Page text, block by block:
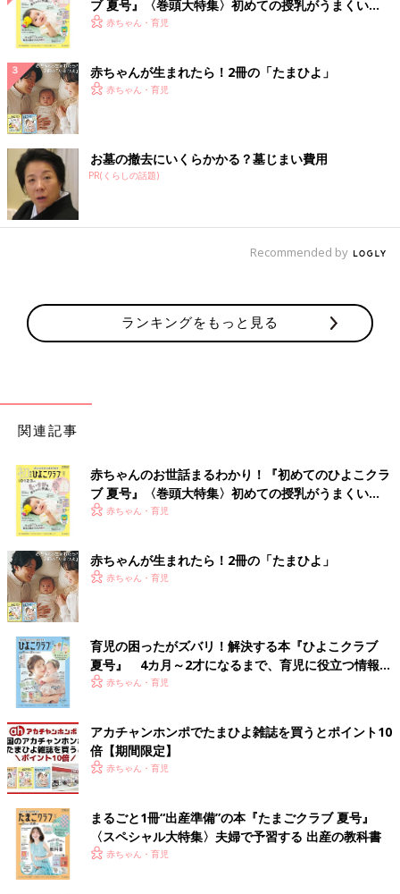
ブ 夏号』〈巻頭大特集〉初めての授乳がうまくい
く！ おっぱい・ミルクの基本と夏のトラブル 解決テ
赤ちゃん・育児
赤ちゃんが生まれたら！2冊の「たまひよ」
赤ちゃん・育児
お墓の撤去にいくらかかる？墓じまい費用
PR(くらしの話題)
Recommended by
ランキングをもっと見る
関連記事
赤ちゃんのお世話まるわかり！『初めてのひよこクラ
ブ 夏号』〈巻頭大特集〉初めての授乳がうまくい
く！ おっぱい・ミルクの基本と夏のトラブル 解決テ
赤ちゃん・育児
赤ちゃんが生まれたら！2冊の「たまひよ」
赤ちゃん・育児
育児の困ったがズバリ！解決する本『ひよこクラブ
夏号』 4カ月～2才になるまで、育児に役立つ情報が
いっぱい！
赤ちゃん・育児
アカチャンホンポでたまひよ雑誌を買うとポイント10
倍【期間限定】
赤ちゃん・育児
まるごと1冊“出産準備”の本『たまごクラブ 夏号』
〈スペシャル大特集〉夫婦で予習する 出産の教科書
赤ちゃん・育児